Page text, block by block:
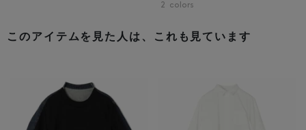
2 colors
このアイテムを見た人は、これも見ています